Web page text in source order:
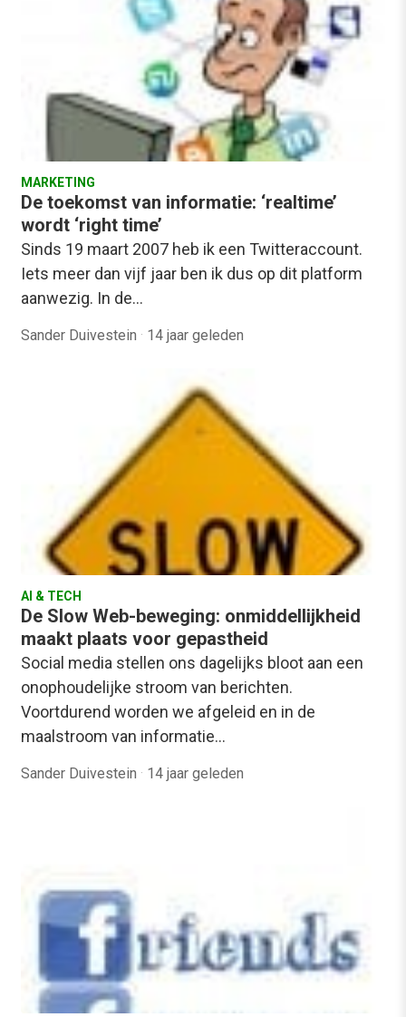
MARKETING
De toekomst van informatie: ‘realtime’
wordt ‘right time’
Sinds 19 maart 2007 heb ik een Twitteraccount.
Iets meer dan vijf jaar ben ik dus op dit platform
aanwezig. In de…
Sander Duivestein · 14 jaar geleden
AI & TECH
De Slow Web-beweging: onmiddellijkheid
maakt plaats voor gepastheid
Social media stellen ons dagelijks bloot aan een
onophoudelijke stroom van berichten.
Voortdurend worden we afgeleid en in de
maalstroom van informatie…
Sander Duivestein · 14 jaar geleden